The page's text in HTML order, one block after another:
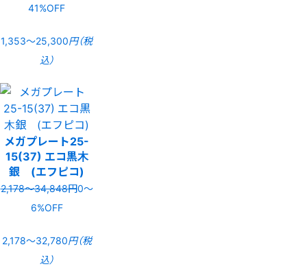
41%OFF
1,353〜25,300円（税
込）
メガプレート25-
15(37) エコ黒木
銀 (エフピコ)
2,178〜34,848円0〜
6%OFF
2,178〜32,780円（税
込）